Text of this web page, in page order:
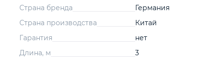
Страна бренда
Германия
Страна производства
Китай
Гарантия
нет
Длина, м
3